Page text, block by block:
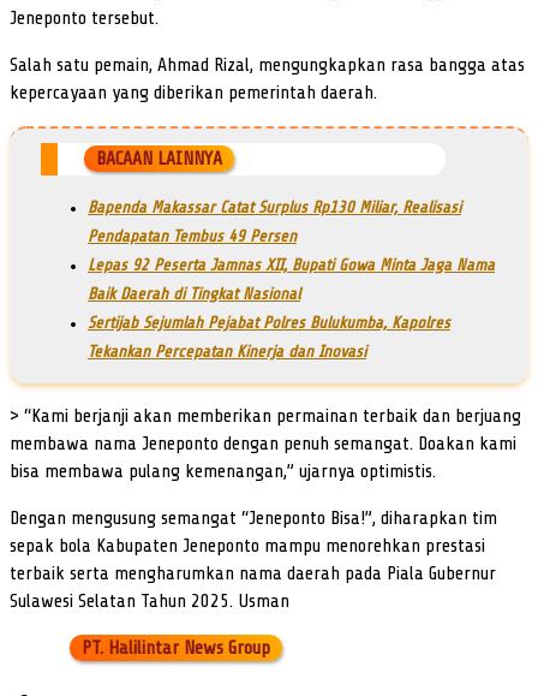
Jeneponto tersebut.
Salah satu pemain, Ahmad Rizal, mengungkapkan rasa bangga atas
kepercayaan yang diberikan pemerintah daerah.
BACAAN LAINNYA
Bapenda Makassar Catat Surplus Rp130 Miliar, Realisasi
Pendapatan Tembus 49 Persen
Lepas 92 Peserta Jamnas XII, Bupati Gowa Minta Jaga Nama
Baik Daerah di Tingkat Nasional
Sertijab Sejumlah Pejabat Polres Bulukumba, Kapolres
Tekankan Percepatan Kinerja dan Inovasi
> “Kami berjanji akan memberikan permainan terbaik dan berjuang
membawa nama Jeneponto dengan penuh semangat. Doakan kami
bisa membawa pulang kemenangan,” ujarnya optimistis.
Dengan mengusung semangat “Jeneponto Bisa!”, diharapkan tim
sepak bola Kabupaten Jeneponto mampu menorehkan prestasi
terbaik serta mengharumkan nama daerah pada Piala Gubernur
Sulawesi Selatan Tahun 2025. Usman
PT. Halilintar News Group